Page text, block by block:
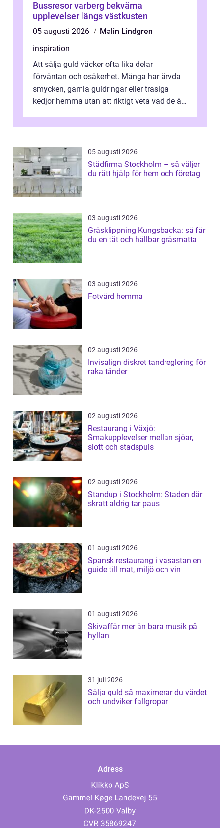
Bussresor varberg bekväma
upplevelser längs västkusten
05 augusti 2026
Malin Lindgren
inspiration
Att sälja guld väcker ofta lika delar
förväntan och osäkerhet. Många har ärvda
smycken, gamla guldringar eller trasiga
kedjor hemma utan att riktigt veta vad de är
05 augusti 2026
Städfirma Stockholm – så väljer
du rätt hjälp för hem och företag
03 augusti 2026
Gräsklippning Kungsbacka: så får
du en tät och hållbar gräsmatta
03 augusti 2026
Fotvård hemma
02 augusti 2026
Invisalign diskret tandreglering för
raka tänder
02 augusti 2026
Restaurang i Växjö:
Smakupplevelser mellan sjöar,
slott och stadspuls
02 augusti 2026
Standup i Stockholm: Staden där
skratt aldrig tar paus
01 augusti 2026
Spansk restaurang i vasastan en
guide till mat, miljö och vin
01 augusti 2026
Skivaffär mer än bara musik på
hyllan
31 juli 2026
Sälja guld så maximerar du värdet
och undviker fallgropar
Adress